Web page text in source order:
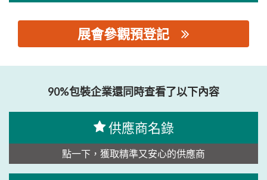
展會參觀預登記
90%包裝企業還同時查看了以下內容
供應商名錄
點一下，獲取精準又安心的供應商